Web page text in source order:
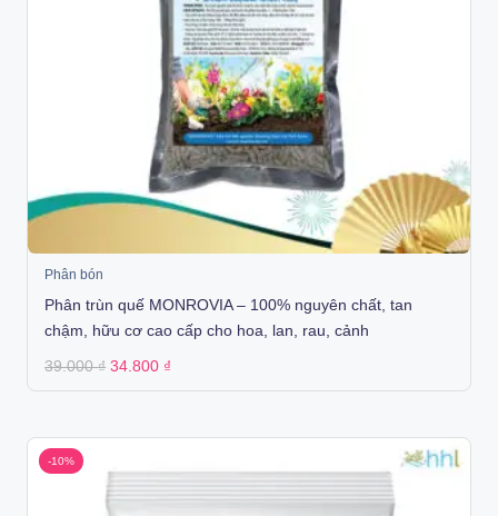
Phân bón
Phân trùn quế MONROVIA – 100% nguyên chất, tan
chậm, hữu cơ cao cấp cho hoa, lan, rau, cảnh
39.000₫ Original
was:
34.800 ₫
is:
-10%